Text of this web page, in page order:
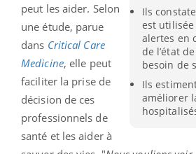
Ils
est
alertes en
de l’état
besoin de
Ils
améliorer
peut les aider. Selon
une étude, parue
dans Critical Care
Medicine, elle peut
faciliter la prise de
décision de ces
professionnels de
santé et les aider à